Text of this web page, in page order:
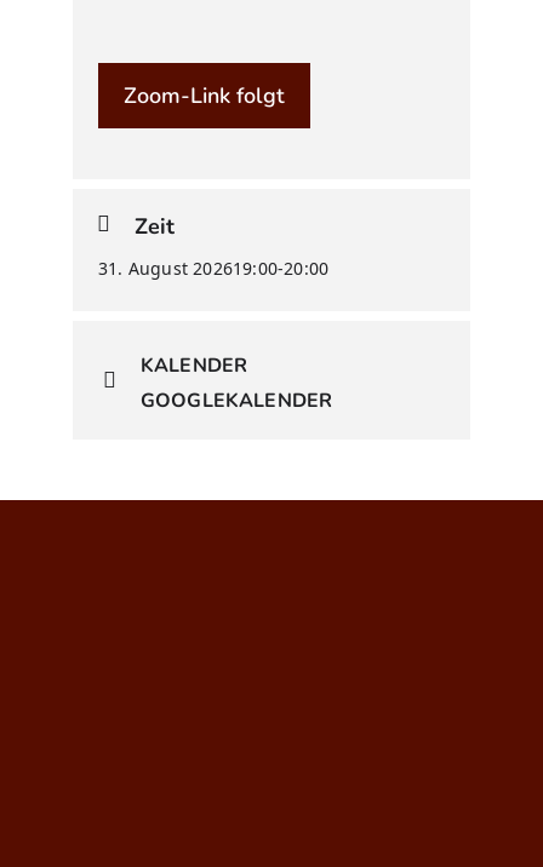
Zoom-Link folgt
Zeit
31. August 202619:00-20:00
KALENDER
GOOGLEKALENDER